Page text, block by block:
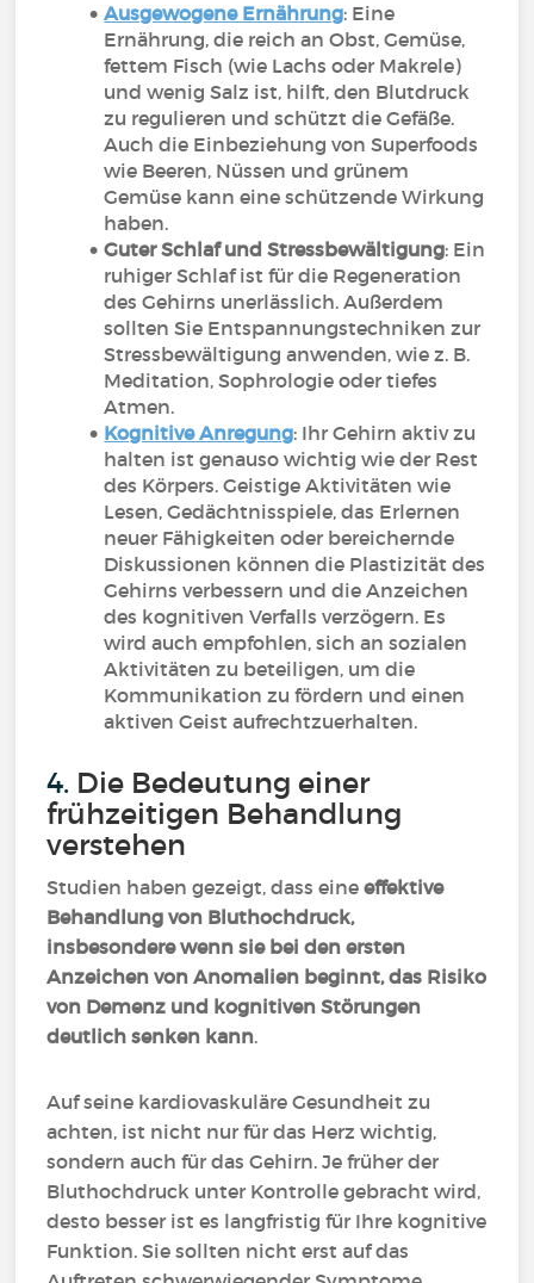
Ausgewogene Ernährung: Eine
Ernährung, die reich an Obst, Gemüse,
fettem Fisch (wie Lachs oder Makrele)
und wenig Salz ist, hilft, den Blutdruck
zu regulieren und schützt die Gefäße.
Auch die Einbeziehung von Superfoods
wie Beeren, Nüssen und grünem
Gemüse kann eine schützende Wirkung
haben.
Guter Schlaf und Stressbewältigung: Ein
ruhiger Schlaf ist für die Regeneration
des Gehirns unerlässlich. Außerdem
sollten Sie Entspannungstechniken zur
Stressbewältigung anwenden, wie z. B.
Meditation, Sophrologie oder tiefes
Atmen.
Kognitive Anregung: Ihr Gehirn aktiv zu
halten ist genauso wichtig wie der Rest
des Körpers. Geistige Aktivitäten wie
Lesen, Gedächtnisspiele, das Erlernen
neuer Fähigkeiten oder bereichernde
Diskussionen können die Plastizität des
Gehirns verbessern und die Anzeichen
des kognitiven Verfalls verzögern. Es
wird auch empfohlen, sich an sozialen
Aktivitäten zu beteiligen, um die
Kommunikation zu fördern und einen
aktiven Geist aufrechtzuerhalten.
4. Die Bedeutung einer
frühzeitigen Behandlung
verstehen
Studien haben gezeigt, dass eineeffektive
Behandlung von Bluthochdruck,
insbesondere wenn sie bei den ersten
Anzeichen von Anomalien beginnt, das Risiko
von Demenz und kognitiven Störungen
deutlich senken kann.
Auf seine kardiovaskuläre Gesundheit zu
achten, ist nicht nur für das Herz wichtig,
sondern auch für das Gehirn. Je früher der
Bluthochdruck unter Kontrolle gebracht wird,
desto besser ist es langfristig für Ihre kognitive
Funktion. Sie sollten nicht erst auf das